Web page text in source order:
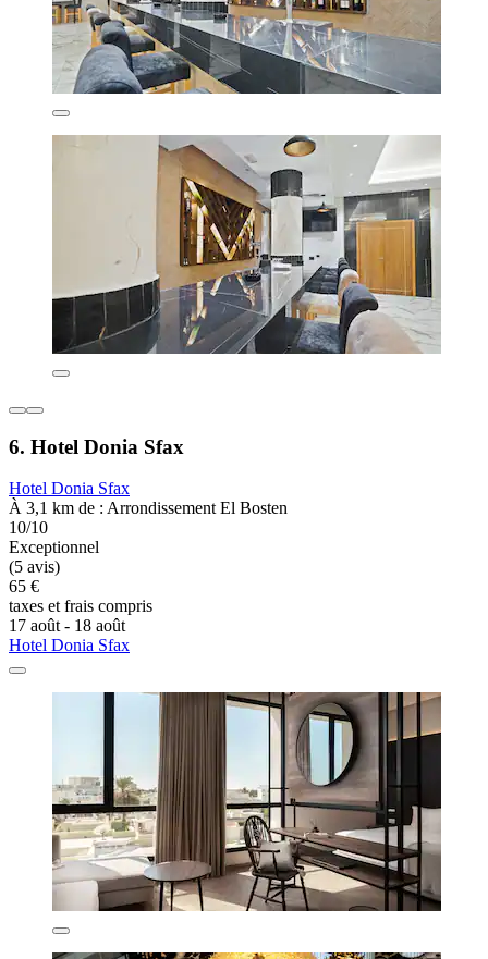
6. Hotel Donia Sfax
Hotel Donia Sfax
À 3,1 km de : Arrondissement El Bosten
10/10
Exceptionnel
(5 avis)
65 €
taxes et frais compris
17 août - 18 août
Hotel Donia Sfax